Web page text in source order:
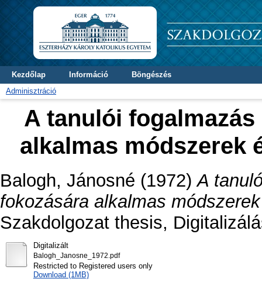
Kezdőlap Információ
Böngészés
Adminisztráció
A tanulói
alkalmas módszerek
Balogh, Jánosné (1972)A
fokozására alkalmas
Szakdolgozat thesis,
Digitalizált
Balogh_Janosne_1972.pdf
Restricted to Registered users only
Download (1MB)